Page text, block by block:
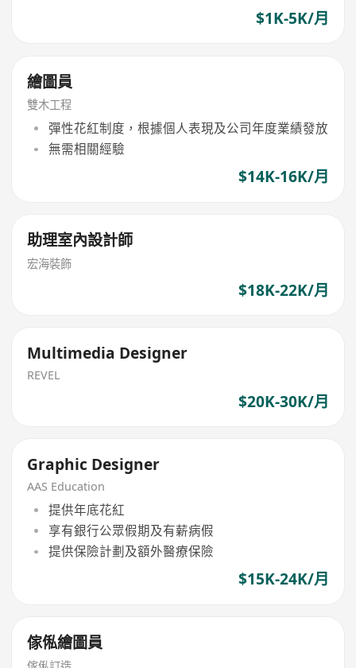
$1K-5K/月
繪圖員
雙木工程
彈性花紅制度，根據個人表現及公司年度業績發放
無需相關經驗
$14K-16K/月
助理室內設計師
宏海裝飾
$18K-22K/月
Multimedia Designer
REVEL
$20K-30K/月
Graphic Designer
AAS Education
提供年底花紅
享有銀行公眾假期及有薪病假
提供保險計劃及額外醫療保險
$15K-24K/月
傢俬繪圖員